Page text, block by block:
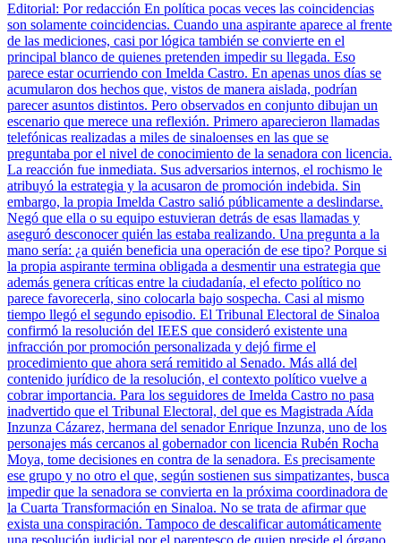
Editorial: Por redacción En política pocas veces las coincidencias
son solamente coincidencias. Cuando una aspirante aparece al frente
de las mediciones, casi por lógica también se convierte en el
principal blanco de quienes pretenden impedir su llegada. Eso
parece estar ocurriendo con Imelda Castro. En apenas unos días se
acumularon dos hechos que, vistos de manera aislada, podrían
parecer asuntos distintos. Pero observados en conjunto dibujan un
escenario que merece una reflexión. Primero aparecieron llamadas
telefónicas realizadas a miles de sinaloenses en las que se
preguntaba por el nivel de conocimiento de la senadora con licencia.
La reacción fue inmediata. Sus adversarios internos, el rochismo le
atribuyó la estrategia y la acusaron de promoción indebida. Sin
embargo, la propia Imelda Castro salió públicamente a deslindarse.
Negó que ella o su equipo estuvieran detrás de esas llamadas y
aseguró desconocer quién las estaba realizando. Una pregunta a la
mano sería: ¿a quién beneficia una operación de ese tipo? Porque si
la propia aspirante termina obligada a desmentir una estrategia que
además genera críticas entre la ciudadanía, el efecto político no
parece favorecerla, sino colocarla bajo sospecha. Casi al mismo
tiempo llegó el segundo episodio. El Tribunal Electoral de Sinaloa
confirmó la resolución del IEES que consideró existente una
infracción por promoción personalizada y dejó firme el
procedimiento que ahora será remitido al Senado. Más allá del
contenido jurídico de la resolución, el contexto político vuelve a
cobrar importancia. Para los seguidores de Imelda Castro no pasa
inadvertido que el Tribunal Electoral, del que es Magistrada Aída
Inzunza Cázarez, hermana del senador Enrique Inzunza, uno de los
personajes más cercanos al gobernador con licencia Rubén Rocha
Moya, tome decisiones en contra de la senadora. Es precisamente
ese grupo y no otro el que, según sostienen sus simpatizantes, busca
impedir que la senadora se convierta en la próxima coordinadora de
la Cuarta Transformación en Sinaloa. No se trata de afirmar que
exista una conspiración. Tampoco de descalificar automáticamente